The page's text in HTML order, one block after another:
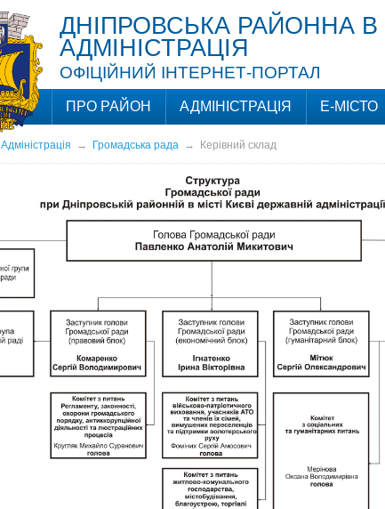
ДНІПРОВСЬКА РАЙОННА В
АДМІНІСТРАЦІЯ
ОФІЦІЙНИЙ ІНТЕРНЕТ-ПОРТАЛ
ПРО РАЙОН АДМІНІСТРАЦІЯ Е-МІСТО
Адміністрація → Громадська рада→ Керівний склад